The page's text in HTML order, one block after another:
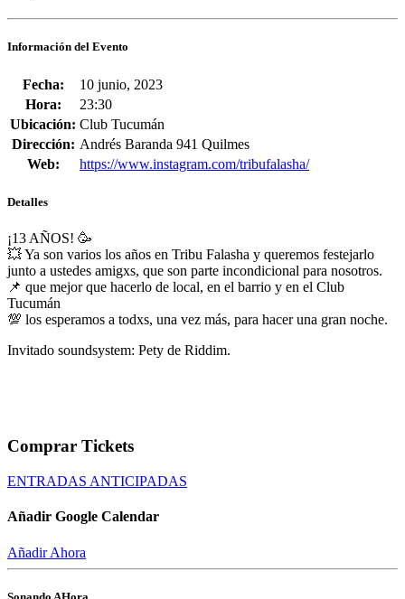
Información del Evento
Fecha:
10 junio, 2023
Hora:
23:30
Ubicación: Club Tucumán
Dirección: Andrés Baranda 941 Quilmes
Web:
https://www.instagram.com/tribufalasha/
Detalles
¡13 AÑOS! 🥳
💥 Ya son varios los años en Tribu Falasha y queremos festejarlo
junto a ustedes amigxs, que son parte incondicional para nosotros.
📌 que mejor que hacerlo de local, en el barrio y en el Club
Tucumán
💯 los esperamos a todxs, una vez más, para hacer una gran noche.
Invitado soundsystem: Pety de Riddim.
Comprar Tickets
ENTRADAS ANTICIPADAS
Añadir Google Calendar
Añadir Ahora